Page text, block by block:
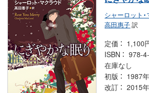
シャーロット
高田惠子訳
定価
1,100
ISBN
978-
在庫なし
初版
1987
改訂
2015